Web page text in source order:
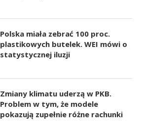
Polska miała zebrać 100 proc.
plastikowych butelek. WEI mówi o
statystycznej iluzji
Zmiany klimatu uderzą w PKB.
Problem w tym, że modele
pokazują zupełnie różne rachunki